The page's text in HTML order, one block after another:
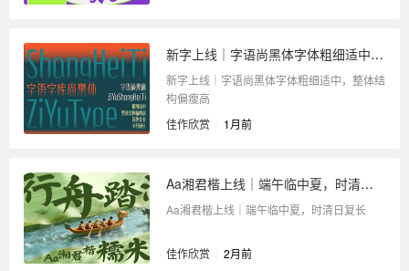
新字上线｜字语尚黑体字体粗细适中，整体结构偏瘦高
新字上线｜字语尚黑体字体粗细适中，整体结
构偏瘦高
佳作欣赏
1月前
Aa湘君楷上线｜端午临中夏，时清日复长
Aa湘君楷上线｜端午临中夏，时清日复长
佳作欣赏 2月前